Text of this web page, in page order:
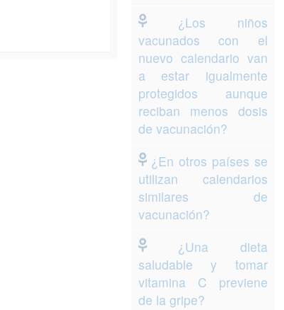
¿Los niños
vacunados con el
nuevo calendario van
a estar igualmente
protegidos aunque
reciban menos dosis
de vacunación?
¿En otros países se
utilizan calendarios
similares de
vacunación?
¿Una dieta
saludable y tomar
vitamina C previene
de la gripe?